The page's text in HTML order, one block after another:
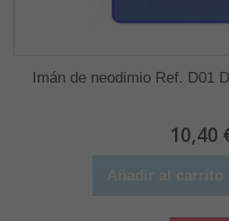
Imán de neodimio Ref. D01
10,40